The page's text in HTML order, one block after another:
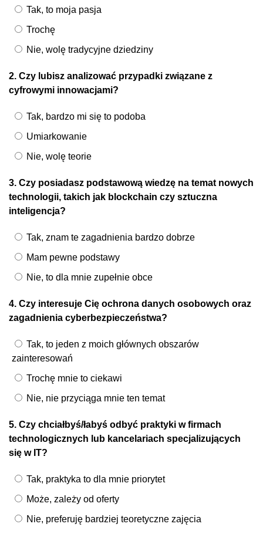
Tak, to moja pasja
Trochę
Nie, wolę tradycyjne dziedziny
2. Czy lubisz analizować przypadki związane z
cyfrowymi innowacjami?
Tak, bardzo mi się to podoba
Umiarkowanie
Nie, wolę teorie
3. Czy posiadasz podstawową wiedzę na temat nowych
technologii, takich jak blockchain czy sztuczna
inteligencja?
Tak, znam te zagadnienia bardzo dobrze
Mam pewne podstawy
Nie, to dla mnie zupełnie obce
4. Czy interesuje Cię ochrona danych osobowych oraz
zagadnienia cyberbezpieczeństwa?
Tak, to jeden z moich głównych obszarów
zainteresowań
Trochę mnie to ciekawi
Nie, nie przyciąga mnie ten temat
5. Czy chciałbyś/łabyś odbyć praktyki w firmach
technologicznych lub kancelariach specjalizujących
się w IT?
Tak, praktyka to dla mnie priorytet
Może, zależy od oferty
Nie, preferuję bardziej teoretyczne zajęcia